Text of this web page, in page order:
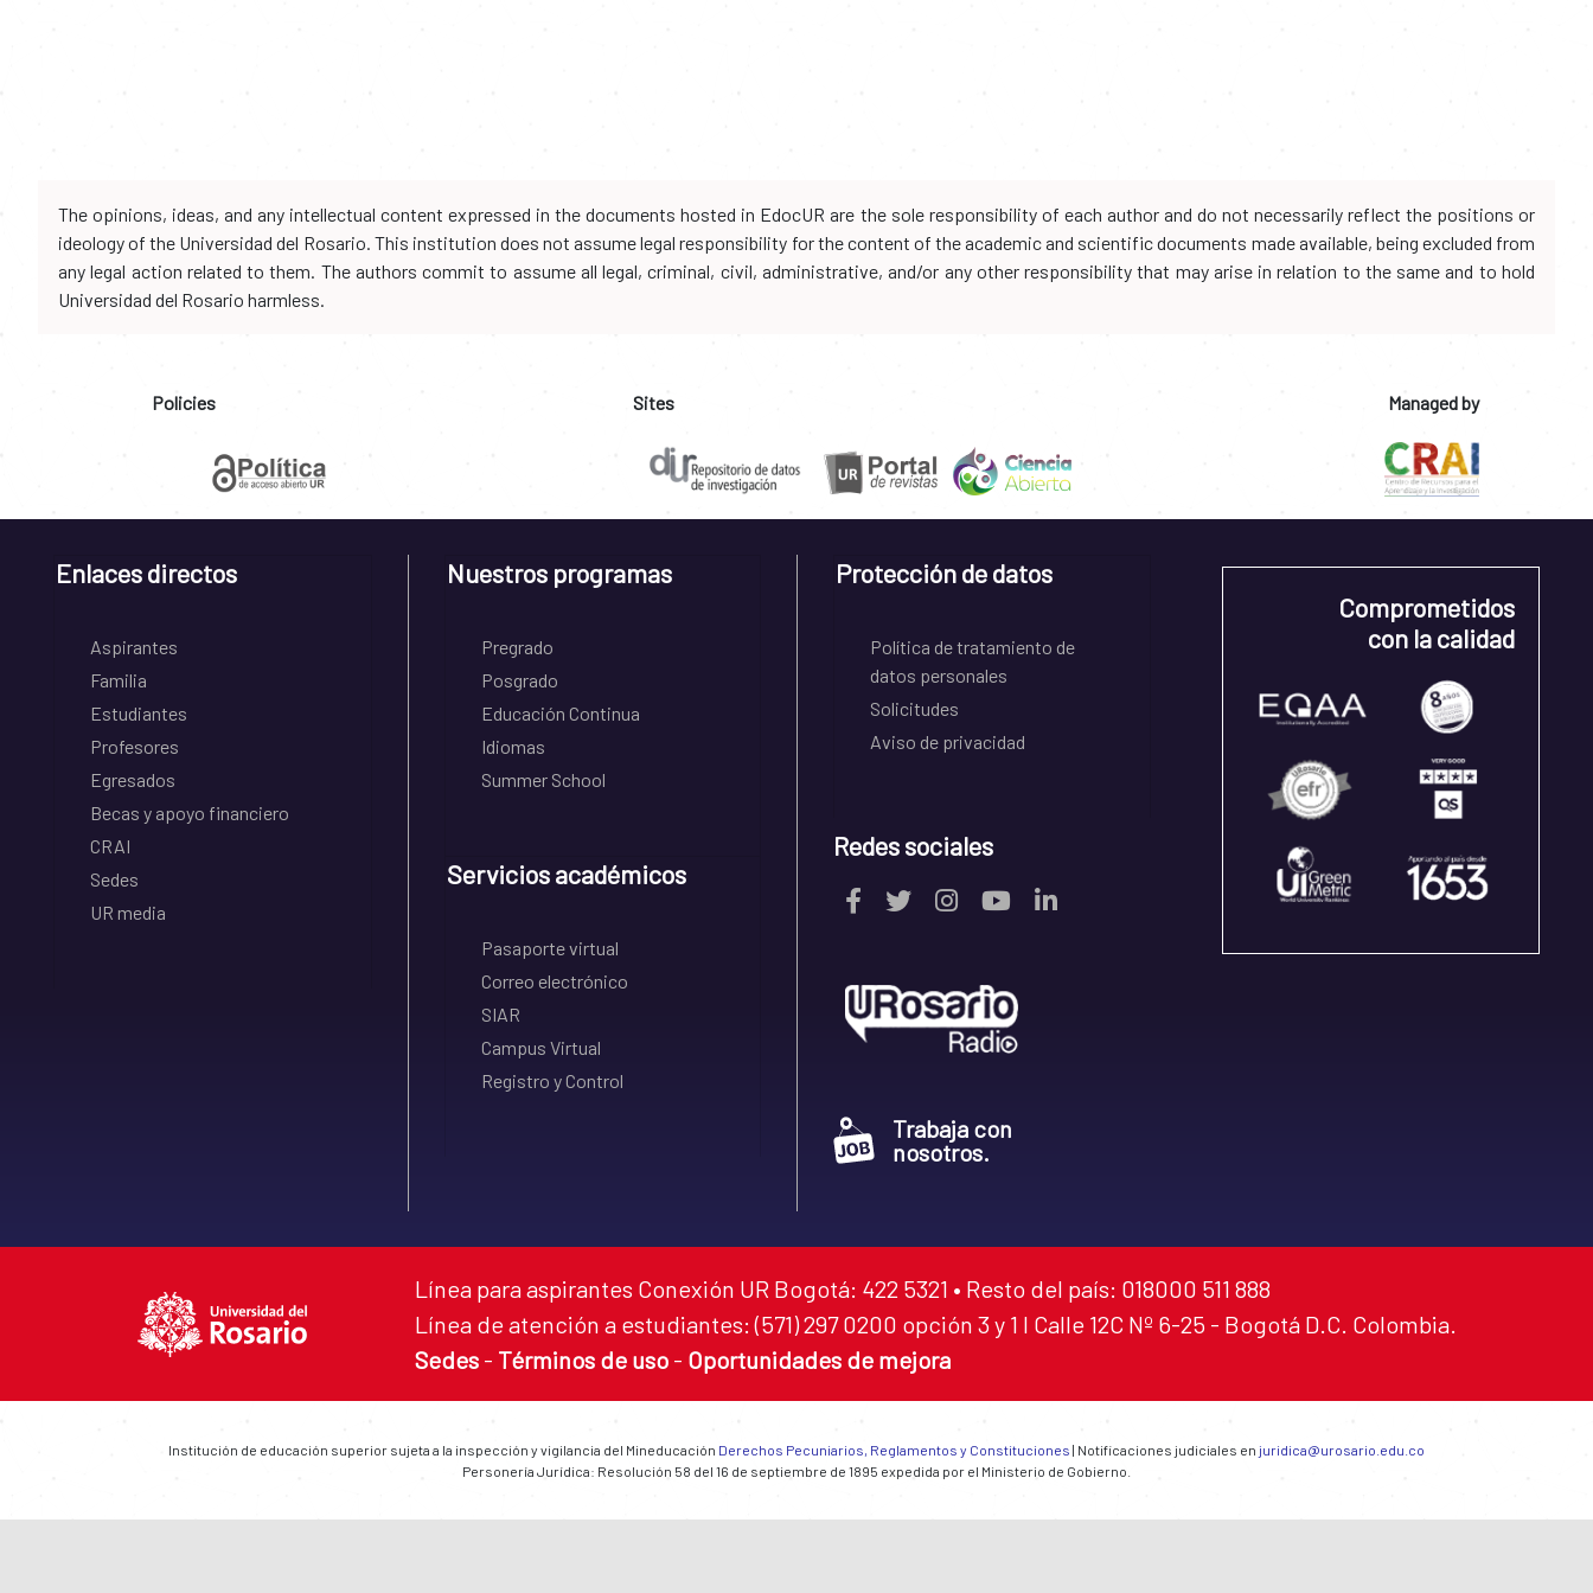
The opinions, ideas, and any intellectual content expressed in the documents hosted in EdocUR are the sole responsibility of each author and do not necessarily reflect the positions or
ideology of the Universidad del Rosario. This institution does not assume legal responsibility for the content of the academic and scientific documents made available, being excluded from
any legal action related to them. The authors commit to assume all legal, criminal, civil, administrative, and/or any other responsibility that may arise in relation to the same and to hold
Universidad del Rosario harmless.
Policies Sites Managed by
Enlaces directos
Aspirantes
Familia
Estudiantes
Profesores
Egresados
Becas y apoyo financiero
CRAI
Sedes
UR media
Nuestros programas
Pregrado
Posgrado
Educación Continua
Idiomas
Summer School
Servicios académicos
Pasaporte virtual
Correo electrónico
SIAR
Campus Virtual
Registro y Control
Protección de datos
Política de tratamiento de
datos personales
Solicitudes
Aviso de privacidad
Redes sociales
Trabaja con
nosotros.
Comprometidos
con la calidad
Línea para aspirantes Conexión UR Bogotá: 422 5321 • Resto del país: 018000 511 888
Línea de atención a estudiantes: (571) 297 0200 opción 3 y 1 I Calle 12C Nº 6-25 - Bogotá D.C. Colombia.
Sedes - Términos de uso - Oportunidades de mejora
Institución de educación superior sujeta a la inspección y vigilancia del Mineducación Derechos Pecuniarios, Reglamentos y Constituciones | Notificaciones judiciales en juridica@urosario.edu.co
Personería Jurídica: Resolución 58 del 16 de septiembre de 1895 expedida por el Ministerio de Gobierno.